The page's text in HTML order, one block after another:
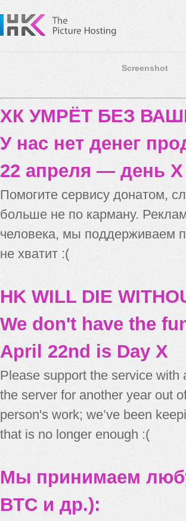
Screenshot
ХК УМРЁТ БЕЗ
У нас нет денег
22 апреля — день X
Помогите сервису донатом,
больше не по карману.
человека, мы поддерживаем
не хватит :(
HK WILL DIE
We don't have the
April 22nd is Day X
Please support the service
the server for another year out
person's work; we’ve been
that is no longer enough :(
Мы принимаем
BTC и др.):